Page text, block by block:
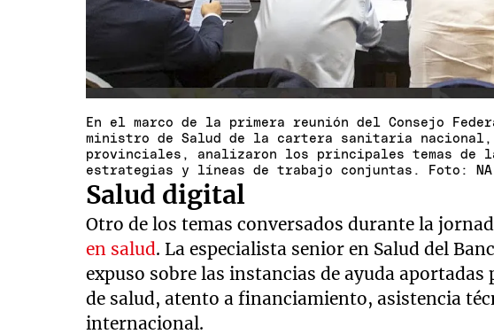
En el marco de la primera reunión del Consejo
ministro de Salud de la cartera sanitaria nacional,
provinciales, analizaron los principales temas de
estrategias y líneas de trabajo conjuntas. Foto: NA
Salud digital
Otro de los temas conversados durante la
en salud. La especialista senior en Salud del
expuso sobre las instancias de ayuda
de salud, atento a financiamiento, asistencia
internacional.